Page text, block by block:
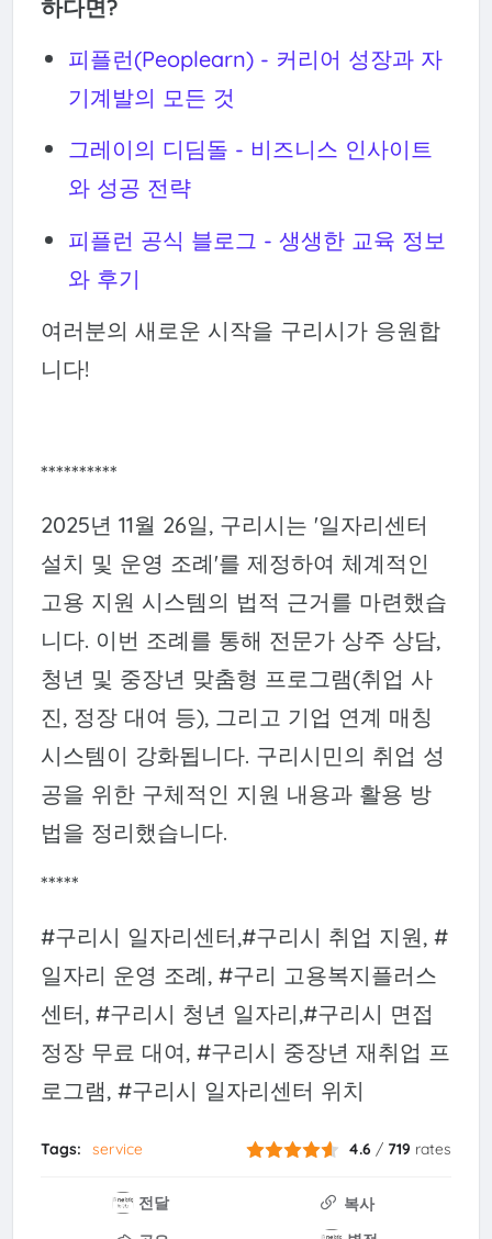
하다면?
피플런(Peoplearn) - 커리어 성장과 자
기계발의 모든 것
그레이의 디딤돌 - 비즈니스 인사이트
와 성공 전략
피플런 공식 블로그 - 생생한 교육 정보
와 후기
여러분의 새로운 시작을 구리시가 응원합
니다!
**********
2025년 11월 26일, 구리시는 '일자리센터
설치 및 운영 조례'를 제정하여 체계적인
고용 지원 시스템의 법적 근거를 마련했습
니다. 이번 조례를 통해 전문가 상주 상담,
청년 및 중장년 맞춤형 프로그램(취업 사
진, 정장 대여 등), 그리고 기업 연계 매칭
시스템이 강화됩니다. 구리시민의 취업 성
공을 위한 구체적인 지원 내용과 활용 방
법을 정리했습니다.
*****
#구리시 일자리센터,#구리시 취업 지원, #
일자리 운영 조례, #구리 고용복지플러스
센터, #구리시 청년 일자리,#구리시 면접
정장 무료 대여, #구리시 중장년 재취업 프
로그램, #구리시 일자리센터 위치
Tags: service 4.6 / 719 rates
전달
복사